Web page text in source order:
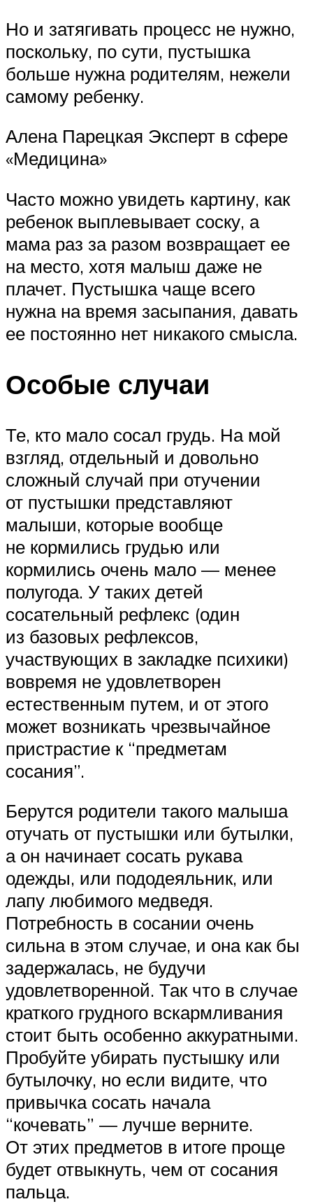
Но и затягивать процесс не нужно,
поскольку, по сути, пустышка
больше нужна родителям, нежели
самому ребенку.
Алена Парецкая Эксперт в сфере
«Медицина»
Часто можно увидеть картину, как
ребенок выплевывает соску, а
мама раз за разом возвращает ее
на место, хотя малыш даже не
плачет. Пустышка чаще всего
нужна на время засыпания, давать
ее постоянно нет никакого смысла.
Особые случаи
Те, кто мало сосал грудь. На мой
взгляд, отдельный и довольно
сложный случай при отучении
от пустышки представляют
малыши, которые вообще
не кормились грудью или
кормились очень мало — менее
полугода. У таких детей
сосательный рефлекс (один
из базовых рефлексов,
участвующих в закладке психики)
вовремя не удовлетворен
естественным путем, и от этого
может возникать чрезвычайное
пристрастие к “предметам
сосания”.
Берутся родители такого малыша
отучать от пустышки или бутылки,
а он начинает сосать рукава
одежды, или пододеяльник, или
лапу любимого медведя.
Потребность в сосании очень
сильна в этом случае, и она как бы
задержалась, не будучи
удовлетворенной. Так что в случае
краткого грудного вскармливания
стоит быть особенно аккуратными.
Пробуйте убирать пустышку или
бутылочку, но если видите, что
привычка сосать начала
“кочевать” — лучше верните.
От этих предметов в итоге проще
будет отвыкнуть, чем от сосания
пальца.